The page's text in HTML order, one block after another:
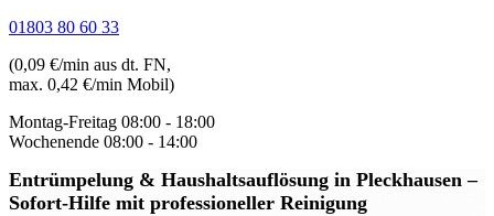
01803 80 60 33
(0,09 €/min aus dt. FN,
max. 0,42 €/min Mobil)
Montag-Freitag 08:00 - 18:00
Wochenende 08:00 - 14:00
Entrümpelung & Haushaltsauflösung in Pleckhausen–
Sofort-Hilfe mit professioneller Reinigung